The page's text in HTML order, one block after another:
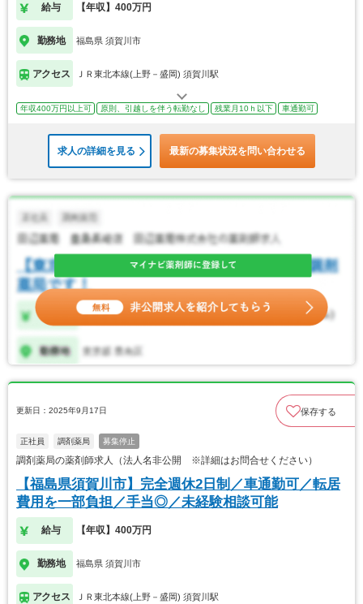
給与 【年収】400万円
勤務地 福島県 須賀川市
アクセス ＪＲ東北本線(上野－盛岡) 須賀川駅
年収400万円以上可 原則、引越しを伴う転勤なし 残業月10ｈ以下 車通勤可
求人の詳細を見る 最新の募集状況を問い合わせる
更新日：2025年9月17日 保存する
正社員 調剤薬局 募集停止
調剤薬局の薬剤師求人（法人名非公開 ※詳細はお問合せください）
【福島県須賀川市】完全週休2日制／車通勤可／転居
費用を一部負担／手当◎／未経験相談可能
給与 【年収】400万円
勤務地 福島県 須賀川市
アクセス ＪＲ東北本線(上野－盛岡) 須賀川駅